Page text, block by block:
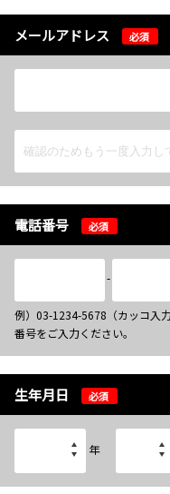
メールアドレス 必須
電話番号 必須
-
例）03-1234-5678（カッコ入
番号をご入力ください。
生年月日 必須
年